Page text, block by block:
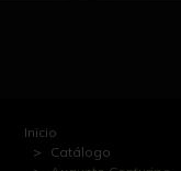
Inicio
Catálogo